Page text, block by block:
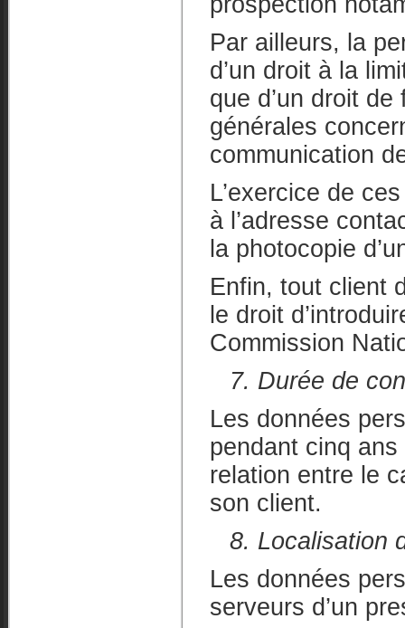
Par ailleurs, la
d’un droit à la
que d’un droit
générales
communication
L’exercice de
à l’adresse
la photocopie
Enfin, tout client
le droit
Commission
7. Durée de
Les données
pendant cinq
relation entre le
son client.
8. Localisation
Les données
serveurs d’un